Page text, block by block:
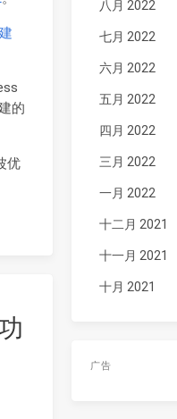
的
优
八月 2022
七月 2022
六月 2022
五月 2022
四月 2022
三月 2022
一月 2022
十二月 2021
十一月 2021
十月 2021
广告